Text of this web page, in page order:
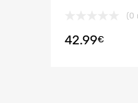
(0
42.99€